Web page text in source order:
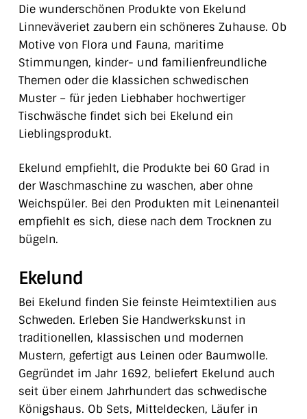
Die wunderschönen Produkte von Ekelund
Linneväveriet zaubern ein schöneres Zuhause. Ob
Motive von Flora und Fauna, maritime
Stimmungen, kinder- und familienfreundliche
Themen oder die klassichen schwedischen
Muster – für jeden Liebhaber hochwertiger
Tischwäsche findet sich bei Ekelund ein
Lieblingsprodukt.
Ekelund empfiehlt, die Produkte bei 60 Grad in
der Waschmaschine zu waschen, aber ohne
Weichspüler. Bei den Produkten mit Leinenanteil
empfiehlt es sich, diese nach dem Trocknen zu
bügeln.
Ekelund
Bei Ekelund finden Sie feinste Heimtextilien aus
Schweden. Erleben Sie Handwerkskunst in
traditionellen, klassischen und modernen
Mustern, gefertigt aus Leinen oder Baumwolle.
Gegründet im Jahr 1692, beliefert Ekelund auch
seit über einem Jahrhundert das schwedische
Königshaus. Ob Sets, Mitteldecken, Läufer in